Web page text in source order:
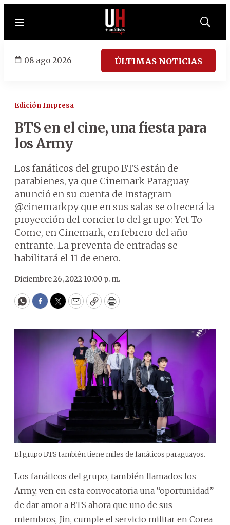
Menú
Mostrar
08 ago 2026 ÚLTIMAS NOTICIAS
Edición Impresa
BTS en el cine, una fiesta para
los Army
Los fanáticos del grupo BTS están de
parabienes, ya que Cinemark Paraguay
anunció en su cuenta de Instagram
@cinemarkpy que en sus salas se ofrecerá la
proyección del concierto del grupo: Yet To
Come, en Cinemark, en febrero del año
entrante. La preventa de entradas se
habilitará el 11 de enero.
Diciembre 26, 2022 10:00 p. m.
WhatsApp
Facebook
Twitter
EmailCopyPrint
El grupo BTS también tiene miles de fanáticos paraguayos.
Los fanáticos del grupo, también llamados los
Army, ven en esta convocatoria una “oportunidad”
de dar amor a BTS ahora que uno de sus
miembros, Jin, cumple el servicio militar en Corea